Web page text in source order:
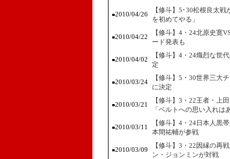
■2010/04/26
【修斗】5･30松根良太
を初めてやる」
■2010/04/22
【修斗】4・24北原史寛
ード発表も
■2010/04/02
【修斗】4・24熾烈な世
定
■2010/03/24
【修斗】5・30世界三大
に決定
■2010/03/21
【修斗】3・22王者・上
「ベルトへの思い入れは
■2010/03/11
【修斗】4・24日本人黒
本間祐輔が参戦
■2010/03/09
【修斗】3・22因縁の再
ン・ジョンミンが対戦